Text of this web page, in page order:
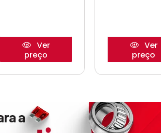
Ver
preço
Ver
preço